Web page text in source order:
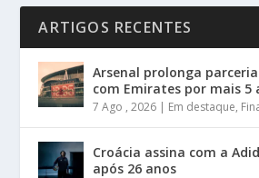
ARTIGOS RECENTES
Arsenal prolonga
com Emirates por mais 5
7 Ago , 2026 | Em destaque,
Croácia assina com a
após 26 anos